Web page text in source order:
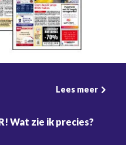
Lees meer
Wat zie ik precies?